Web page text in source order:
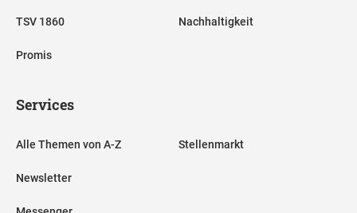
TSV 1860
Promis
Nachhaltigkeit
Services
Alle Themen von A-Z
Newsletter
Stellenmarkt